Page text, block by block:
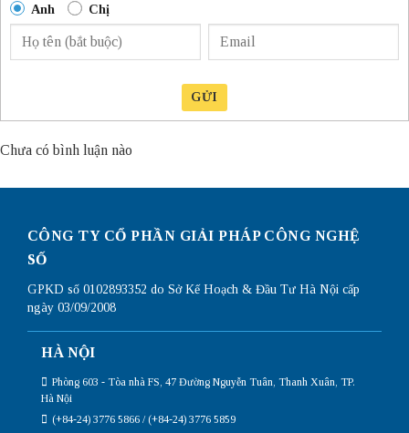
Anh Chị
GỬI
Chưa có bình luận nào
CÔNG TY CỔ PHẦN GIẢI PHÁP CÔNG NGHỆ
SỐ
GPKD số 0102893352 do Sở Kế Hoạch & Đầu Tư Hà Nội cấp
ngày 03/09/2008
HÀ NỘI
Phòng 603 - Tòa nhà FS, 47 Đường Nguyễn Tuân, Thanh Xuân, TP.
Hà Nội
(+84-24) 3776 5866 / (+84-24) 3776 5859